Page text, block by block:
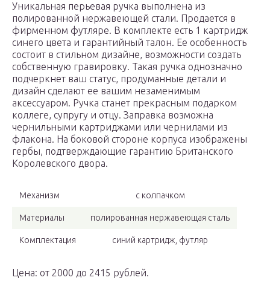
Уникальная перьевая ручка выполнена из
полированной нержавеющей стали. Продается в
фирменном футляре. В комплекте есть 1 картридж
синего цвета и гарантийный талон. Ее особенность
состоит в стильном дизайне, возможности создать
собственную гравировку. Такая ручка однозначно
подчеркнет ваш статус, продуманные детали и
дизайн сделают ее вашим незаменимым
аксессуаром. Ручка станет прекрасным подарком
коллеге, супругу и отцу. Заправка возможна
чернильными картриджами или чернилами из
флакона. На боковой стороне корпуса изображены
гербы, подтверждающие гарантию Британского
Королевского двора.
Механизм с колпачком
Материалы полированная нержавеющая сталь
Комплектация синий картридж, футляр
Цена: от 2000 до 2415 рублей.